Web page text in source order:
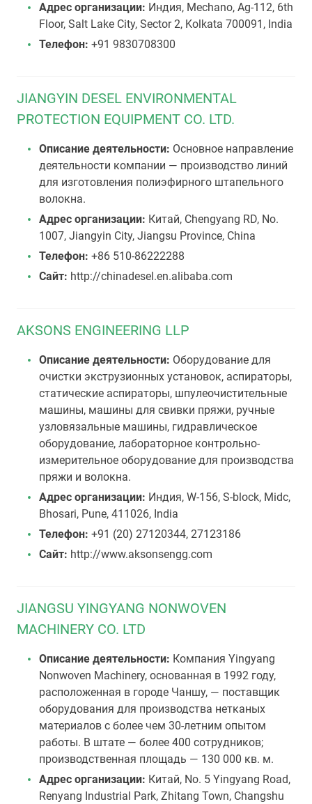
Адрес организации: Индия, Mechano, Ag-112, 6th
Floor, Salt Lake City, Sector 2, Kolkata 700091, India
Телефон: +91 9830708300
JIANGYIN DESEL ENVIRONMENTAL
PROTECTION EQUIPMENT CO. LTD.
Описание деятельности: Основное направление
деятельности компании — производство линий
для изготовления полиэфирного штапельного
волокна.
Адрес организации: Китай, Chengyang RD, No.
1007, Jiangyin City, Jiangsu Province, China
Телефон: +86 510-86222288
Сайт: http://chinadesel.en.alibaba.com
AKSONS ENGINEERING LLP
Описание деятельности: Оборудование для
очистки экструзионных установок, аспираторы,
статические аспираторы, шпулеочистительные
машины, машины для свивки пряжи, ручные
узловязальные машины, гидравлическое
оборудование, лабораторное контрольно-
измерительное оборудование для производства
пряжи и волокна.
Адрес организации: Индия, W-156, S-block, Midc,
Bhosari, Pune, 411026, India
Телефон: +91 (20) 27120344, 27123186
Сайт: http://www.aksonsengg.com
JIANGSU YINGYANG NONWOVEN
MACHINERY CO. LTD
Описание деятельности: Компания Yingyang
Nonwoven Machinery, основанная в 1992 году,
расположенная в городе Чаншу, — поставщик
оборудования для производства нетканых
материалов с более чем 30-летним опытом
работы. В штате — более 400 сотрудников;
производственная площадь — 130 000 кв. м.
Адрес организации: Китай, No. 5 Yingyang Road,
Renyang Industrial Park, Zhitang Town, Changshu